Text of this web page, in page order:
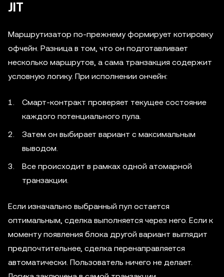
JIT
Маршрутизатор по-прежнему формирует котировку
офчейн. Разница в том, что он подготавливает
несколько маршрутов, а сама транзакция содержит
условную логику. При исполнении ончейн:
Смарт-контракт проверяет текущее состояние
каждого потенциального пула.
Затем он выбирает вариант с максимальным
выводом.
Все происходит в рамках одной атомарной
транзакции.
Если изначально выбранный пул остается
оптимальным, сделка выполняется через него. Если к
моменту появления блока другой вариант выглядит
предпочтительнее, сделка перенаправляется
автоматически. Пользователь ничего не делает.